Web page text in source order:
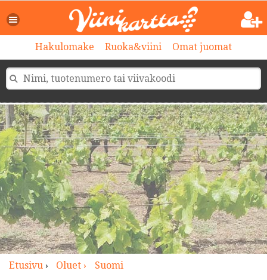
Hakulomake Ruoka&viini Omat juomat
Etusivu› Oluet › Suomi